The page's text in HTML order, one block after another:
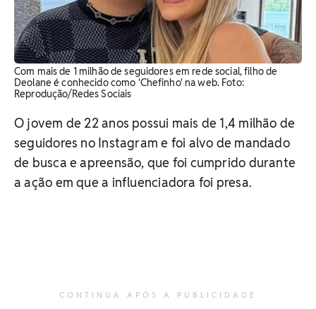
Com mais de 1 milhão de seguidores em rede social, filho de
Deolane é conhecido como 'Chefinho' na web. Foto:
Reprodução/Redes Sociais
O jovem de 22 anos possui mais de 1,4 milhão de
seguidores no Instagram e foi alvo de mandado
de busca e apreensão, que foi cumprido durante
a ação em que a influenciadora foi presa.
CONTINUA APÓS A PUBLICIDADE